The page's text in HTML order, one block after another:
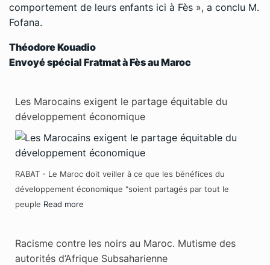
comportement de leurs enfants ici à Fès », a conclu M.
Fofana.
Théodore Kouadio
Envoyé spécial Fratmat à Fès au Maroc
Les Marocains exigent le partage équitable du
développement économique
RABAT - Le Maroc doit veiller à ce que les bénéfices du
développement économique "soient partagés par tout le
peuple Read more
Racisme contre les noirs au Maroc. Mutisme des
autorités d’Afrique Subsaharienne